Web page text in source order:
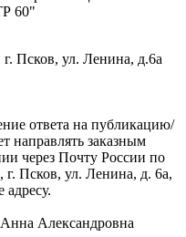
60"
Псков, ул. Ленина, д.6а
ответа на публикацию/
направлять заказным
через Почту России по
г. Псков, ул. Ленина, д. 6а,
Александровна